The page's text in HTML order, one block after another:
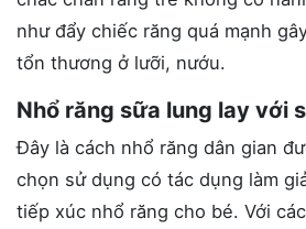
như đẩy chiếc răng quá mạnh
tổn thương ở lưỡi, nướu.
Nhổ răng sữa lung lay với
Đây là cách nhổ răng dân gian
chọn sử dụng có tác dụng làm
tiếp xúc nhổ răng cho bé. Với